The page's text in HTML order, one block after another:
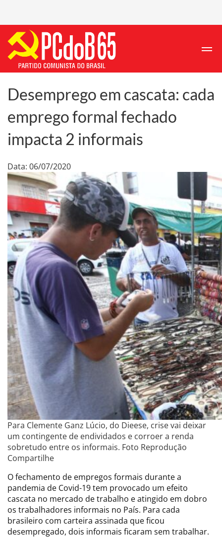
Desemprego em cascata: cada
emprego formal fechado
impacta 2 informais
Data: 06/07/2020
Para Clemente Ganz Lúcio, do Dieese, crise vai deixar
um contingente de endividados e corroer a renda
sobretudo entre os informais. Foto Reprodução
Compartilhe
O fechamento de empregos formais durante a
pandemia de Covid-19 tem provocado um efeito
cascata no mercado de trabalho e atingido em dobro
os trabalhadores informais no País. Para cada
brasileiro com carteira assinada que ficou
desempregado, dois informais ficaram sem trabalhar.